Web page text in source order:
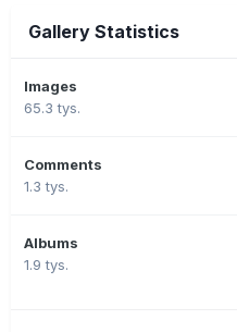
Gallery Statistics
Images
65.3 tys.
Comments
1.3 tys.
Albums
1.9 tys.